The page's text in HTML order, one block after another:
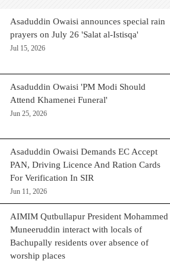
Asaduddin Owaisi announces special rain
prayers on July 26 'Salat al-Istisqa'
Jul 15, 2026
Asaduddin Owaisi 'PM Modi Should
Attend Khamenei Funeral'
Jun 25, 2026
Asaduddin Owaisi Demands EC Accept
PAN, Driving Licence And Ration Cards
For Verification In SIR
Jun 11, 2026
AIMIM Qutbullapur President Mohammed
Muneeruddin interact with locals of
Bachupally residents over absence of
worship places